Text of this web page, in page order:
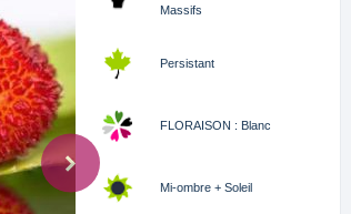
Massifs
Persistant
FLORAISON : Blanc
Mi-ombre + Soleil